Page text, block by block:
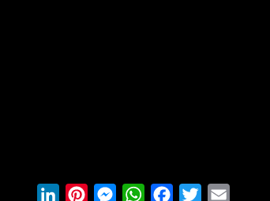
LinkedInPinterestMessengerWhatsAppFacebook
Twitter